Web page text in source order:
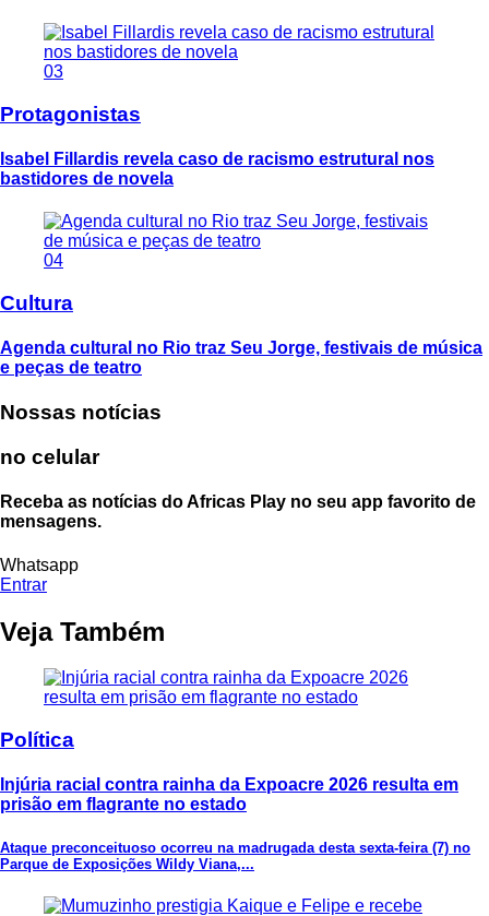
03
Protagonistas
Isabel Fillardis revela caso de racismo estrutural nos
bastidores de novela
04
Cultura
Agenda cultural no Rio traz Seu Jorge, festivais de música
e peças de teatro
Nossas notícias
no celular
Receba as notícias do Africas Play no seu app favorito de
mensagens.
Whatsapp
Entrar
Veja Também
Política
Injúria racial contra rainha da Expoacre 2026 resulta em
prisão em flagrante no estado
Ataque preconceituoso ocorreu na madrugada desta sexta-feira (7) no
Parque de Exposições Wildy Viana,...